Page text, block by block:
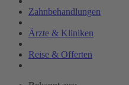
Zahnbehandlungen
Ärzte & Kliniken
Reise & Offerten